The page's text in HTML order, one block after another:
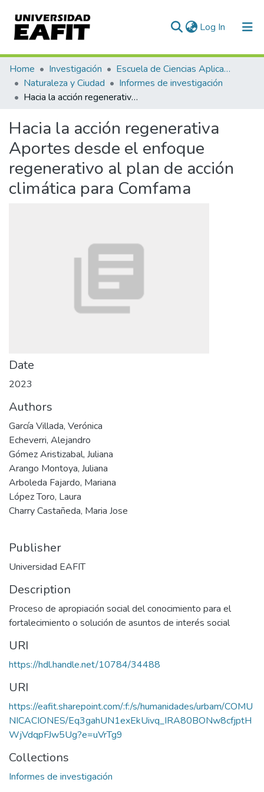
Log In (current)
Communities & Collections
All of DSpace
Home Investigación
Escuela de Ciencias Aplicadas e Ingeniería
Naturaleza y Ciudad
Informes de investigación
Hacia la acción regenerativa Aportes desde el enfoque regenerativo al plan de acción climática para Comfama
Hacia la acción regenerativa
Aportes desde el enfoque
regenerativo al plan de acción
climática para Comfama
Date
2023
Authors
García Villada, Verónica
Echeverri, Alejandro
Gómez Aristizabal, Juliana
Arango Montoya, Juliana
Arboleda Fajardo, Mariana
López Toro, Laura
Charry Castañeda, Maria Jose
Publisher
Universidad EAFIT
Description
Proceso de apropiación social del conocimiento para el
fortalecimiento o solución de asuntos de interés social
URI
https://hdl.handle.net/10784/34488
URI
https://eafit.sharepoint.com/:f:/s/humanidades/urbam/COMU
NICACIONES/Eq3gahUN1exEkUivq_IRA80BONw8cfjptH
WjVdqpFJw5Ug?e=uVrTg9
Collections
Informes de investigación